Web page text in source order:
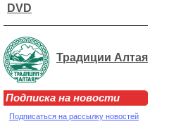
DVD
Традиции Алтая
Подписка на новости
Подписаться на рассылку новостей